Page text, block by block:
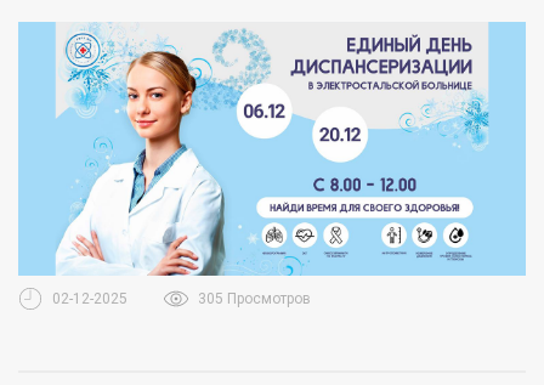
02-12-2025 305 Просмотров